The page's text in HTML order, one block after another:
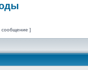
сообщение ]